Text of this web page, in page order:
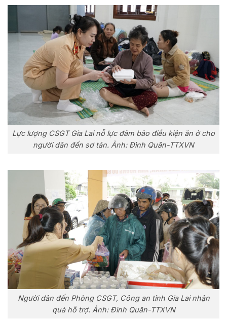
Lực lượng CSGT Gia Lai nỗ lực đảm bảo điều kiện ăn ở cho
người dân đến sơ tán. Ảnh: Đình Quân-TTXVN
Người dân đến Phòng CSGT, Công an tỉnh Gia Lai nhận
quà hỗ trợ. Ảnh: Đình Quân-TTXVN